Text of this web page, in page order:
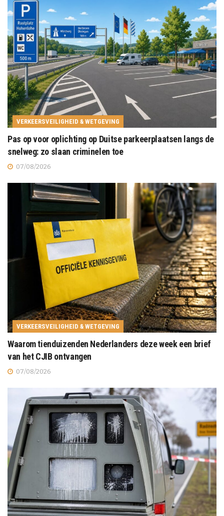
VERKEERSVEILIGHEID & WETGEVING
Pas op voor oplichting op Duitse parkeerplaatsen langs de
snelweg: zo slaan criminelen toe
07/08/2026
VERKEERSVEILIGHEID & WETGEVING
Waarom tienduizenden Nederlanders deze week een brief
van het CJIB ontvangen
07/08/2026